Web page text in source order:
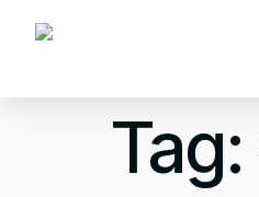
Tag: